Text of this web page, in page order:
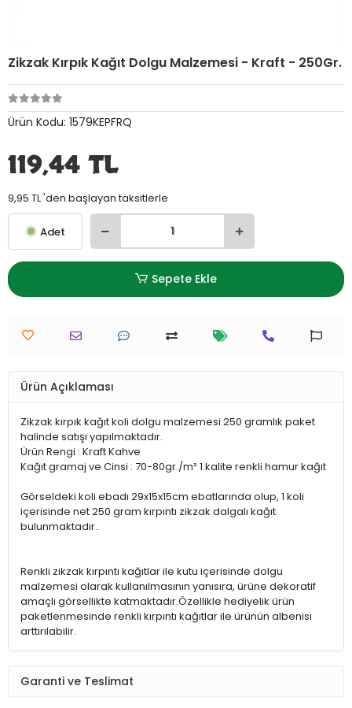
Zikzak Kırpık Kağıt Dolgu Malzemesi - Kraft - 250Gr.
Ürün Kodu: 1579KEPFRQ
119,44 TL
9,95 TL 'den başlayan taksitlerle
Adet
Sepete Ekle
Ürün Açıklaması
Zikzak kırpık kağıt koli dolgu malzemesi 250 gramlık paket
halinde satışı yapılmaktadır.
Ürün Rengi : Kraft Kahve
Kağıt gramaj ve Cinsi : 70-80gr./m² 1.kalite renkli hamur kağıt
Görseldeki koli ebadı 29x15x15cm ebatlarında olup, 1 koli
içerisinde net 250 gram kırpıntı zikzak dalgalı kağıt
bulunmaktadır..
Renkli zikzak kırpıntı kağıtlar ile kutu içerisinde dolgu
malzemesi olarak kullanılmasının yanısıra, ürüne dekoratif
amaçlı görsellikte katmaktadır.Özellikle hediyelik ürün
paketlenmesinde renkli kırpıntı kağıtlar ile ürünün albenisi
arttırılabilir.
Garanti ve Teslimat